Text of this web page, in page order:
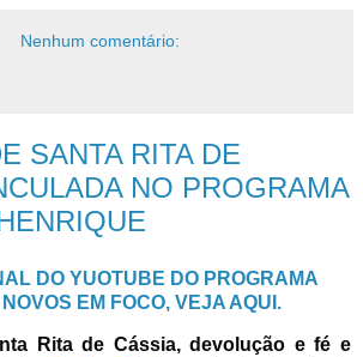
Nenhum comentário:
SANTA RITA DE
NO PROGRAMA
DO YUOTUBE DO PROGRAMA
EM FOCO, VEJA AQUI.
Rita de Cássia, devolução e fé e